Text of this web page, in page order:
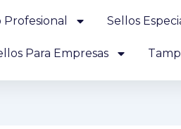
Sellos
Para Empresas